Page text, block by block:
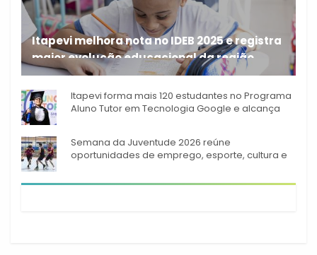
Itapevi melhora nota no IDEB 2025 e registra
maior evolução educacional da região
A rede municipal de ensino
Itapevi forma mais 120 estudantes no Programa
Aluno Tutor em Tecnologia Google e alcança
Semana da Juventude 2026 reúne
oportunidades de emprego, esporte, cultura e